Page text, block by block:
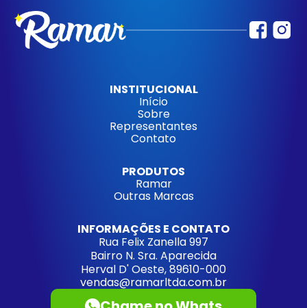
INSTITUCIONAL
Início
Sobre
Representantes
Contato
PRODUTOS
Ramar
Outras Marcas
INFORMAÇÕES E CONTATO
Rua Felix Zanella 997
Bairro N. Sra. Aparecida
Herval D' Oeste, 89610-000
vendas@ramarltda.com.br